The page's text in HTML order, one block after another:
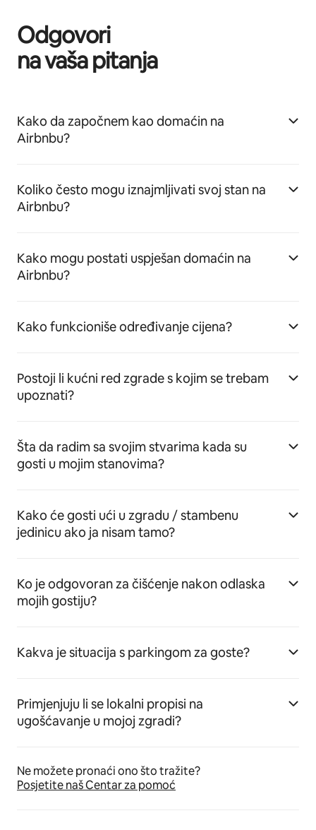
Odgovori
na vaša pitanja
Kako da započnem kao domaćin na
Airbnbu?
Koliko često mogu iznajmljivati svoj stan na
Airbnbu?
Kako mogu postati uspješan domaćin na
Airbnbu?
Kako funkcioniše određivanje cijena?
Postoji li kućni red zgrade s kojim se trebam
upoznati?
Šta da radim sa svojim stvarima kada su
gosti u mojim stanovima?
Kako će gosti ući u zgradu / stambenu
jedinicu ako ja nisam tamo?
Ko je odgovoran za čišćenje nakon odlaska
mojih gostiju?
Kakva je situacija s parkingom za goste?
Primjenjuju li se lokalni propisi na
ugošćavanje u mojoj zgradi?
Ne možete pronaći ono što tražite?
Posjetite naš Centar za pomoć